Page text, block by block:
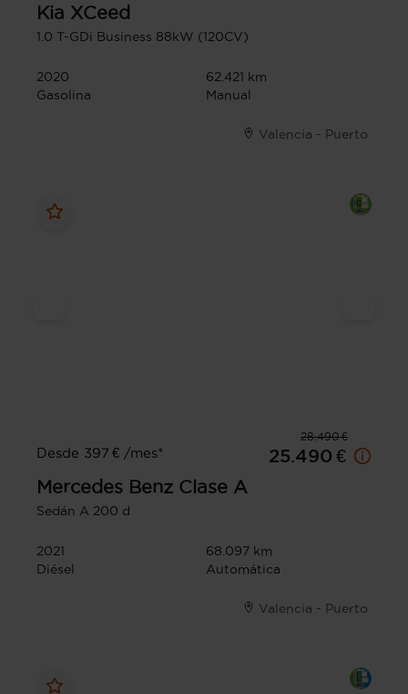
Kia XCeed
1.0 T-GDi Business 88kW (120CV)
2020
62.421 km
Gasolina
Manual
Valencia - Puerto
28.490 €
Desde 397 € /mes*
25.490 €
Mercedes Benz Clase A
Sedán A 200 d
2021
68.097 km
Diésel
Automática
Valencia - Puerto